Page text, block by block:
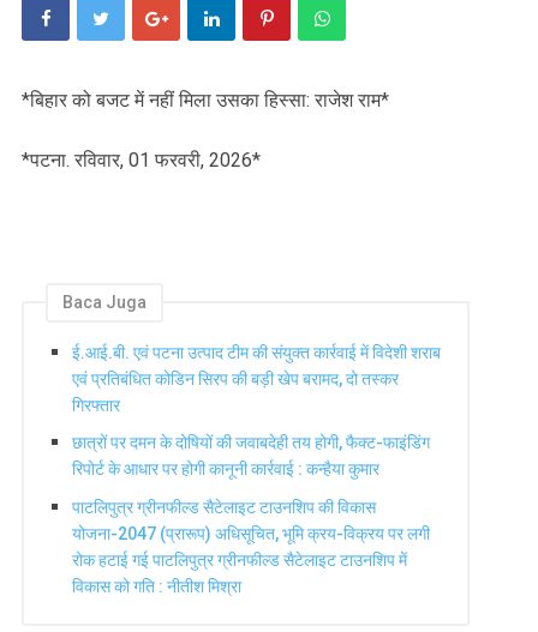
*बिहार को बजट में नहीं मिला उसका हिस्सा: राजेश राम*
*पटना. रविवार, 01 फरवरी, 2026*
Baca Juga
ई.आई.बी. एवं पटना उत्पाद टीम की संयुक्त कार्रवाई में विदेशी शराब
एवं प्रतिबंधित कोडिन सिरप की बड़ी खेप बरामद, दो तस्कर
गिरफ्तार
छात्रों पर दमन के दोषियों की जवाबदेही तय होगी, फैक्ट-फाइंडिंग
रिपोर्ट के आधार पर होगी कानूनी कार्रवाई : कन्हैया कुमार
पाटलिपुत्र ग्रीनफील्ड सैटेलाइट टाउनशिप की विकास
योजना-2047 (प्रारूप) अधिसूचित, भूमि क्रय-विक्रय पर लगी
रोक हटाई गई पाटलिपुत्र ग्रीनफील्ड सैटेलाइट टाउनशिप में
विकास को गति : नीतीश मिश्रा